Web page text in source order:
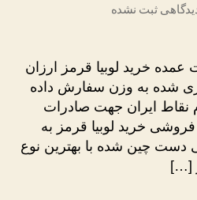
برای
صورت
عمده
ثبت نشده
عمده خرید لوبیا قرمز ارزان
شده به وزن سفارش داده
نقاط ایران جهت صادرات
خرید لوبیا قرمز به
چین شده با بهترین نوع
[…]